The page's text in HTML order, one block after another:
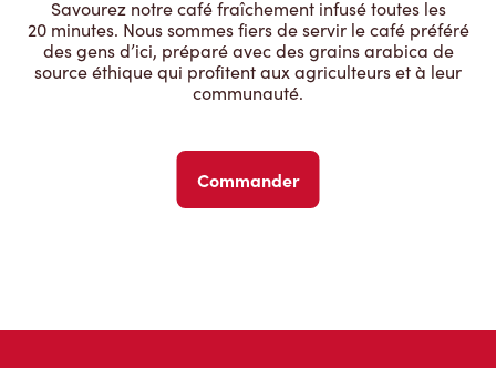
Savourez notre café fraîchement infusé toutes les
20 minutes. Nous sommes fiers de servir le café préféré
des gens d’ici, préparé avec des grains arabica de
source éthique qui profitent aux agriculteurs et à leur
communauté.
Commander